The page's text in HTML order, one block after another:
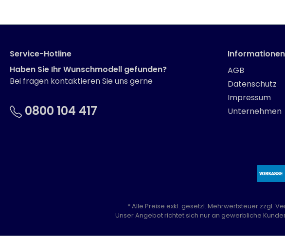
Service-Hotline
Haben Sie Ihr Wunschmodell gefunden?
Bei fragen kontaktieren Sie uns gerne
0800 104 417
Informationen
AGB
Datenschutz
Impressum
Unternehmen
* Alle Preise exkl. gesetzl. Mehrwertsteuer zzgl.
Unser Angebot richtet sich nur an gewerbliche